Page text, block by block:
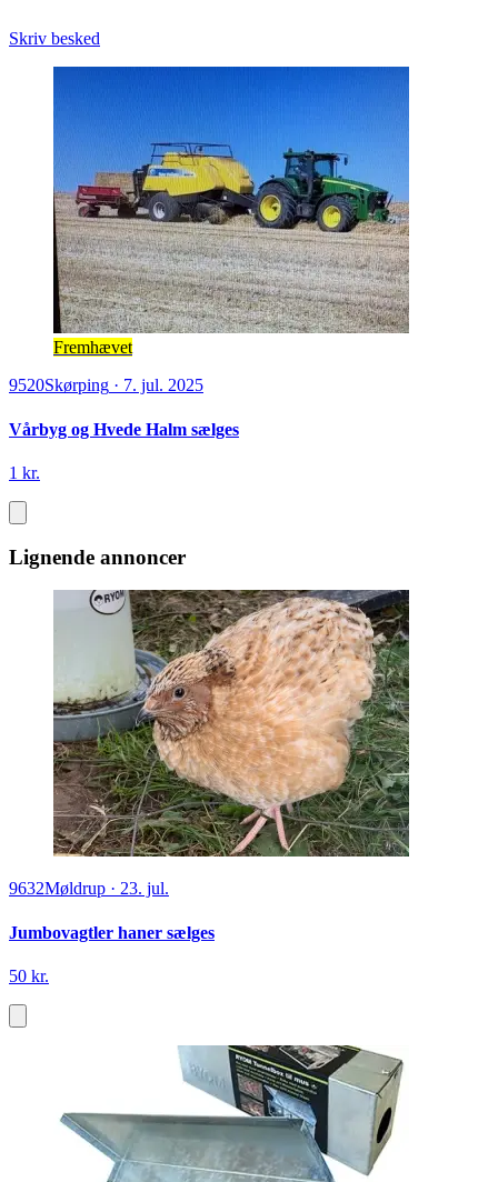
Skriv besked
Fremhævet
9520Skørping · 7. jul. 2025
Vårbyg og Hvede Halm sælges
1 kr.
Lignende annoncer
9632Møldrup · 23. jul.
Jumbovagtler haner sælges
50 kr.